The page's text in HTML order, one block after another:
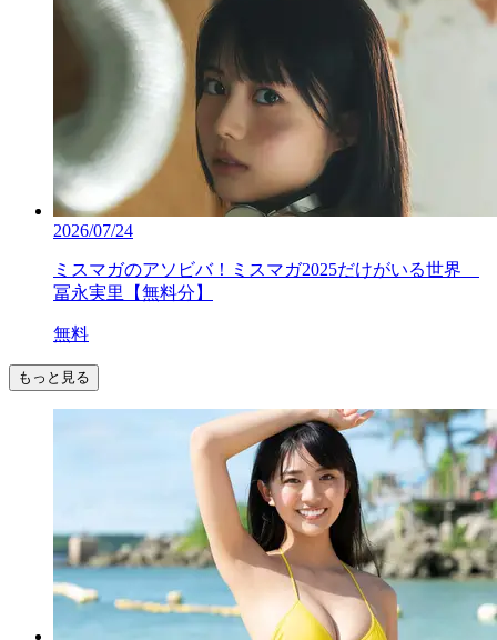
2026/07/24
ミスマガのアソビバ！ミスマガ2025だけがいる世界
冨永実里【無料分】
無料
もっと見る